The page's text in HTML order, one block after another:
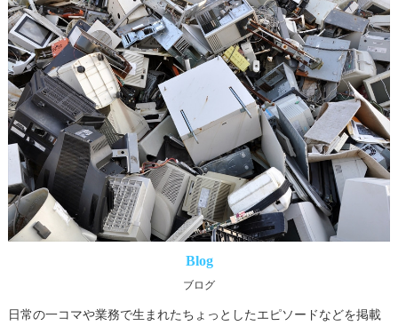
Blog
ブログ
日常の一コマや業務で生まれたちょっとしたエピソードなどを掲載